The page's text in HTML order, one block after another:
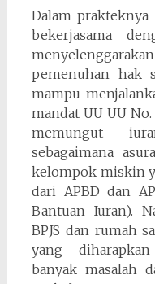
Dalam prakteknya
bekerjasama
pemenuhan hak
mampu
mandat UU UU No.
memungut
sebagaimana
kelompok miskin
dari APBD dan
Bantuan Iuran).
BPJS dan rumah
yang
banyak masalah